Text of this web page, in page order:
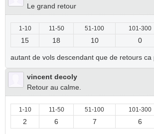
Le grand retour
1-10 11-50 51-100 101-300
15 18 10 0
autant de vols descendant que de retours ca
vincent decoly
Retour au calme.
1-10 11-50 51-100 101-300
2 6 7 6